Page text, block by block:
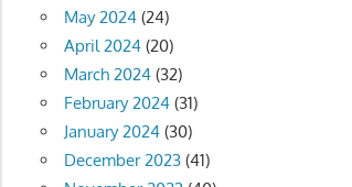
May 2024(24)
April 2024(20)
March 2024(32)
February 2024(31)
January 2024(30)
December 2023(41)